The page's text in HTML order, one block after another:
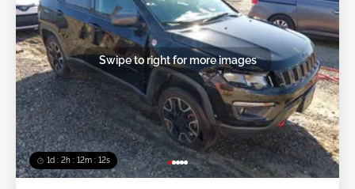
1d : 2h : 12m : 10s
Swipe to right for more images